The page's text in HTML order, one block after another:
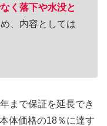
く落下や水没と
、内容としては
まで保証を延長でき
体価格の18％に達す